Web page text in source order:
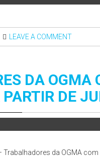
LEAVE A COMMENT
DA OGMA
DE
Trabalhadores da OGMA